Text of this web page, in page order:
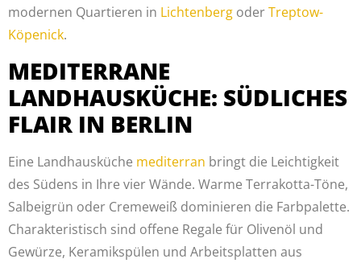
modernen Quartieren in Lichtenberg oderTreptow-
Köpenick.
MEDITERRANE
LANDHAUSKÜCHE: SÜDLICHES
FLAIR IN BERLIN
Eine Landhausküche mediterran bringt die Leichtigkeit
des Südens in Ihre vier Wände. Warme Terrakotta-Töne,
Salbeigrün oder Cremeweiß dominieren die Farbpalette.
Charakteristisch sind offene Regale für Olivenöl und
Gewürze, Keramikspülen und Arbeitsplatten aus